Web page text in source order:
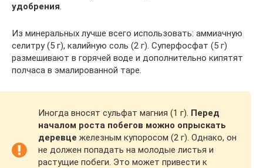
удобрения
Из минеральных лучше всего использовать: аммиачную
селитру (5 г), калийную соль (2 г). Суперфосфат (5 г)
размешивают в горячей воде и дополнительно кипятят
полчаса в эмалированной таре.
Иногда вносят сульфат магния (1 г). Перед
началом роста побегов можно опрыскать
деревце железным купоросом (2 г). Однако, он
не должен попадать на молодые листья и
растущие побеги. Это может привести к